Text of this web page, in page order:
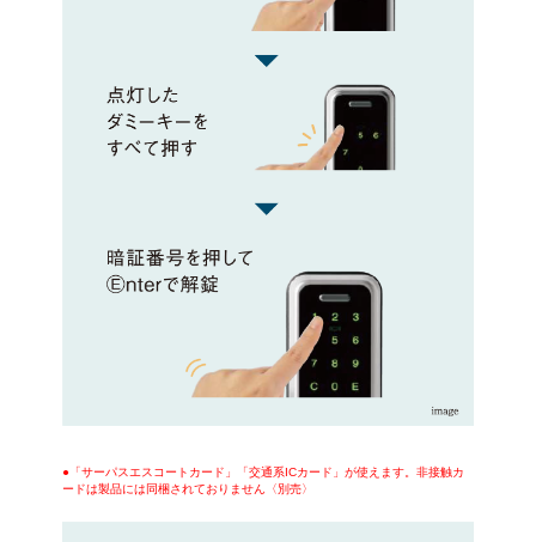
●「サーパスエスコートカード」「交通系ICカード」が使えます。非接触カ
ードは製品には同梱されておりません〈別売〉